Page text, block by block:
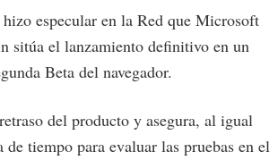
especular en la Red que Microsoft
sitúa el lanzamiento definitivo en un
Beta del navegador.
del producto y asegura, al igual
tiempo para evaluar las pruebas en el